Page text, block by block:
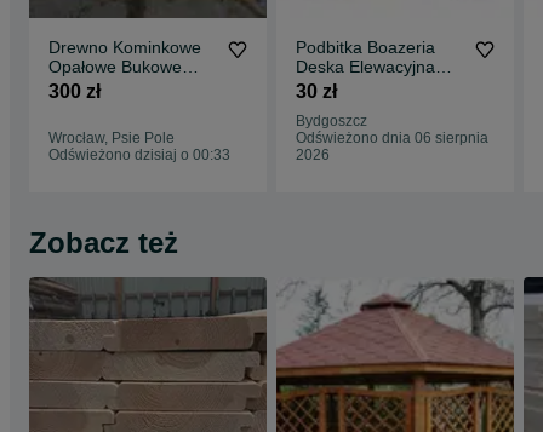
Drewno Kominkowe
Opałowe Bukowe
Sezonowane Wrocław
300 zł
Wrocław, Psie Pole
Odświeżono dzisiaj o 00:33
Podbitka Boazeria
Deska Elewacyjna
PóBal Listwy
Kantówki Strugane
Bydgoszcz Wysyłka
Cały Kraj
30 zł
Bydgoszcz
Odświeżono dnia 06 sierpnia
2026
Zobacz też